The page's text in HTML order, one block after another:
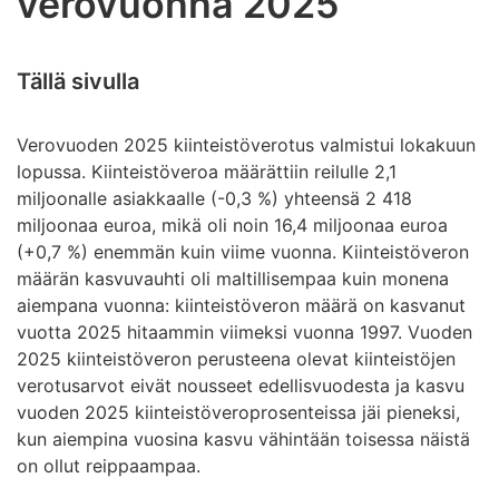
Tällä sivulla
Verovuoden 2025 kiinteistöverotus valmistui lokakuun
lopussa. Kiinteistöveroa määrättiin reilulle 2,1
miljoonalle asiakkaalle (-0,3 %) yhteensä 2 418
miljoonaa euroa, mikä oli noin 16,4 miljoonaa euroa
(+0,7 %) enemmän kuin viime vuonna. Kiinteistöveron
määrän kasvuvauhti oli maltillisempaa kuin monena
aiempana vuonna: kiinteistöveron määrä on kasvanut
vuotta 2025 hitaammin viimeksi vuonna 1997. Vuoden
2025 kiinteistöveron perusteena olevat kiinteistöjen
verotusarvot eivät nousseet edellisvuodesta ja kasvu
vuoden 2025 kiinteistöveroprosenteissa jäi pieneksi,
kun aiempina vuosina kasvu vähintään toisessa näistä
on ollut reippaampaa.